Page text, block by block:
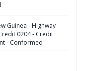
Guinea - Highway
0204 - Credit
- Conformed